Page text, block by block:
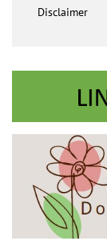
Disclaimer